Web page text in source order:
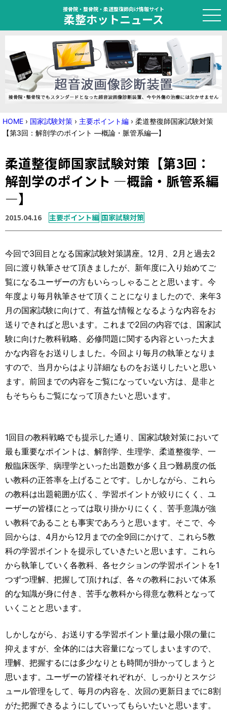
接骨院・整骨院・柔道整復師向け情報サイト
柔整ホットニュース
HOME
トピック
ニュース
国家試験対策
学会・セミナー情報
運営元 お問い合わせ
HOME › 国家試験対策 › 主要ポイント編 › 柔道整復師国家試験対策
【第3回：解剖学のポイント ―概論・脈管系編―】
柔道整復師国家試験対策【第3回：
解剖学のポイント ―概論・脈管系編
―】
2015.04.16 主要ポイント編 国家試験対策
今回で3回目となる国家試験対策講座。12月、2月と過去2
回に渡り執筆させて頂きましたが、新年度に入り始めてご
覧になるユーザーの方もいらっしゃることと思います。今
年度より毎月執筆させて頂くことになりましたので、来年3
月の国家試験に向けて、有益な情報となるような内容をお
送りできればと思います。これまで2回の内容では、国家試
験に向けた教科戦略、必修問題に関する内容といった大ま
かな内容をお送りしました。今回より毎月の執筆となりま
すので、当月からはより詳細なものをお送りしたいと思い
ます。前回までの内容をご覧になっていない方は、是非と
もそちらもご覧になって頂きたいと思います。
1回目の教科戦略でも提示した通り、国家試験対策において
最も重要なポイントは、解剖学、生理学、柔道整復学、一
般臨床医学、病理学といった出題数が多く且つ難易度の低
い教科の正答率を上げることです。しかしながら、これら
の教科は出題範囲が広く、学習ポイントが絞りにくく、ユ
ーザーの皆様にとっては取り掛かりにくく、苦手意識が強
い教科であることも事実であろうと思います。そこで、今
回からは、4月から12月までの全9回にかけて、これら5教
科の学習ポイントを提示していきたいと思います。これら
から執筆していく各教科、各セクションの学習ポイントを1
つずつ理解、把握して頂ければ、各々の教科において体系
的な知識が身に付き、苦手な教科から得意な教科となって
いくことと思います。
しかしながら、お送りする学習ポイント量は最小限の量に
抑えますが、全体的には大容量になってしまいますので、
理解、把握するには多少なりとも時間が掛かってしまうと
思います。ユーザーの皆様それぞれが、しっかりとスケジ
ュール管理をして、毎月の内容を、次回の更新日までに8割
がた把握できるようにしていってもらいたいと思います。